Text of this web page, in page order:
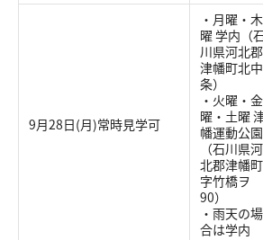
9月28日(月)常時見学可
・月曜・木
曜 学内（
川県河北郡
津幡町北中
条）
・火曜・金
曜・土曜
幡運動公園
（石川県河
北郡津幡町
字竹橋ヲ
90）
・雨天の場
合は学内